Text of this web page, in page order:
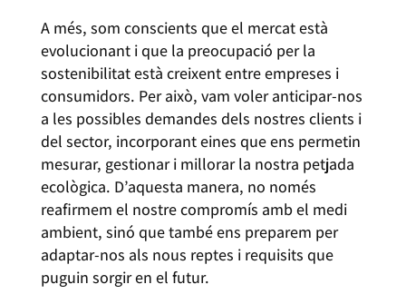
A més, som conscients que el mercat està
evolucionant i que la preocupació per la
sostenibilitat està creixent entre empreses i
consumidors. Per això, vam voler anticipar-nos
a les possibles demandes dels nostres clients i
del sector, incorporant eines que ens permetin
mesurar, gestionar i millorar la nostra petjada
ecològica. D’aquesta manera, no només
reafirmem el nostre compromís amb el medi
ambient, sinó que també ens preparem per
adaptar-nos als nous reptes i requisits que
puguin sorgir en el futur.